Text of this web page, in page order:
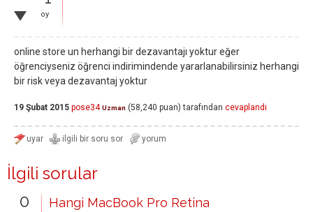
oy
online store un herhangi bir dezavantajı yoktur eğer
öğrenciyseniz öğrenci indirimindende yararlanabilirsiniz herhangi
bir risk veya dezavantaj yoktur
19 Şubat 2015 pose34 Uzman (58,240 puan) tarafından cevaplandı
İlgili sorular
0
Hangi MacBook Pro Retina